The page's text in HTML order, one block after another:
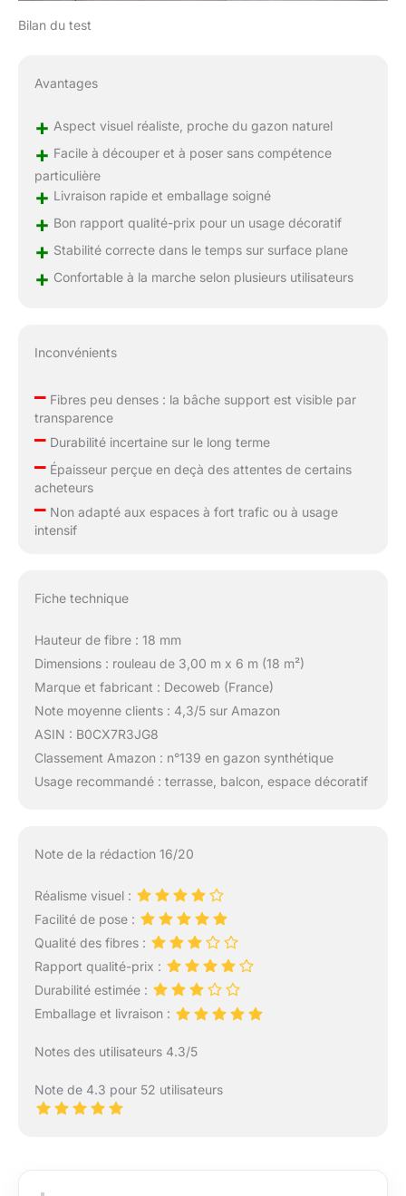
Bilan du test
Avantages
+ Aspect visuel réaliste, proche du gazon naturel
+ Facile à découper et à poser sans compétence
particulière
+ Livraison rapide et emballage soigné
+ Bon rapport qualité-prix pour un usage décoratif
+ Stabilité correcte dans le temps sur surface plane
+ Confortable à la marche selon plusieurs utilisateurs
Inconvénients
–Fibres peu denses : la bâche support est visible par
transparence
–Durabilité incertaine sur le long terme
–Épaisseur perçue en deçà des attentes de certains
acheteurs
–Non adapté aux espaces à fort trafic ou à usage
intensif
Fiche technique
Hauteur de fibre : 18 mm
Dimensions : rouleau de 3,00 m x 6 m (18 m²)
Marque et fabricant : Decoweb (France)
Note moyenne clients : 4,3/5 sur Amazon
ASIN : B0CX7R3JG8
Classement Amazon : n°139 en gazon synthétique
Usage recommandé : terrasse, balcon, espace décoratif
Note de la rédaction 16/20
Réalisme visuel :
Facilité de pose :
Qualité des fibres :
Rapport qualité-prix :
Durabilité estimée :
Emballage et livraison :
Notes des utilisateurs 4.3/5
Note de 4.3 pour 52 utilisateurs